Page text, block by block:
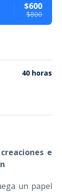
e
un papel
$600
$800
40 horas